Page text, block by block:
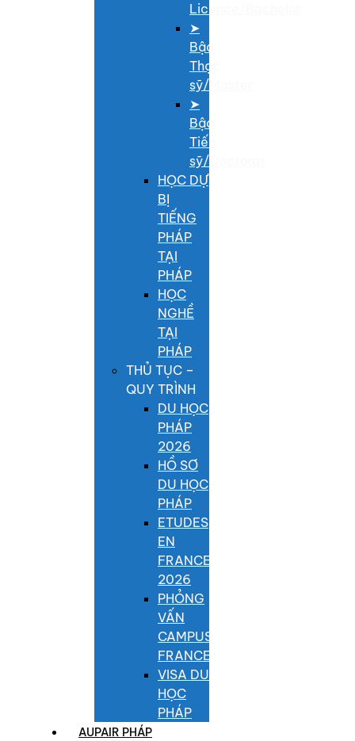
Licence/Bachelor
➤
Bậc
Thạc
sỹ/Master
➤
Bậc
Tiến
sỹ/Doctorat
HỌC DỰ
BỊ
TIẾNG
PHÁP
TẠI
PHÁP
HỌC
NGHỀ
TẠI
PHÁP
THỦ TỤC –
QUY TRÌNH
DU HỌC
PHÁP
2026
HỒ SƠ
DU HỌC
PHÁP
ETUDES
EN
FRANCE
2026
PHỎNG
VẤN
CAMPUS
FRANCE
VISA DU
HỌC
PHÁP
AUPAIR PHÁP